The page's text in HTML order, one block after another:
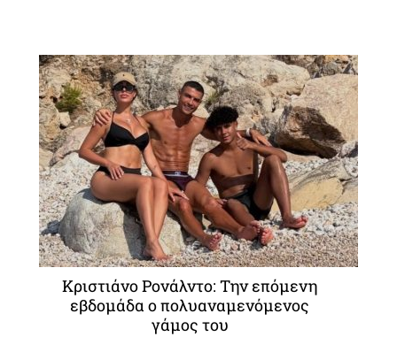
Κριστιάνο Ρονάλντο: Την επόμενη
εβδομάδα ο πολυαναμενόμενος
γάμος του